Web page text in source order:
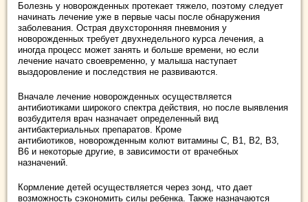
Болезнь у новорожденных протекает тяжело, поэтому следует
начинать лечение уже в первые часы после обнаружения
заболевания. Острая двухсторонняя пневмония у
новорожденных требует двухнедельного курса лечения, а
иногда процесс может занять и больше времени, но если
лечение начато своевременно, у малыша наступает
выздоровление и последствия не развиваются.
Вначале лечение новорожденных осуществляется
антибиотиками широкого спектра действия, но после выявления
возбудителя врач назначает определенный вид
антибактериальных препаратов. Кроме
антибиотиков, новорожденным колют витамины С, В1, В2, В3,
В6 и некоторые другие, в зависимости от врачебных
назначений.
Кормление детей осуществляется через зонд, что дает
возможность сэкономить силы ребенка. Также назначаются